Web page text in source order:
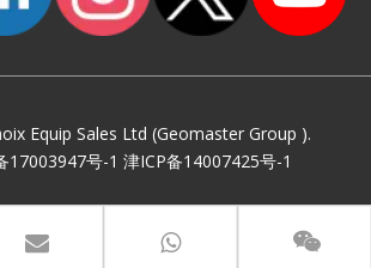
Equip Sales Ltd (Geomaster Group ).
17003947号-1 津ICP备14007425号-1